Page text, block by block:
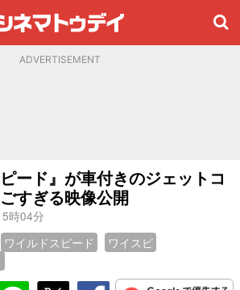
ADVERTISEMENT
ード』が車付きのジェットコ
すぎる映像公開
時04分
ワイルドスピード
ワイスピ